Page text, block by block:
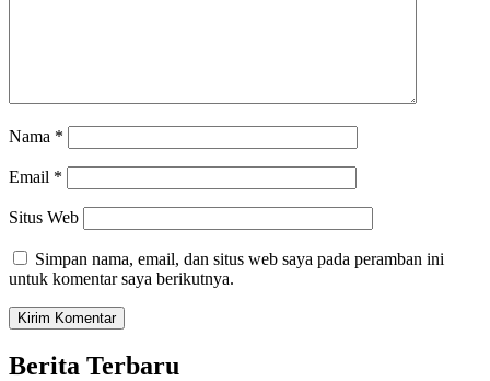
Nama *
Email *
Situs Web
Simpan nama, email, dan situs web saya pada peramban ini
untuk komentar saya berikutnya.
Berita Terbaru